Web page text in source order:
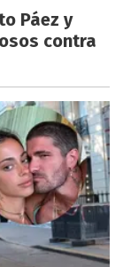
Páez y
contra